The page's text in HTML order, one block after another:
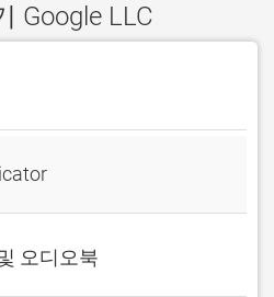
Google LLC
오디오북